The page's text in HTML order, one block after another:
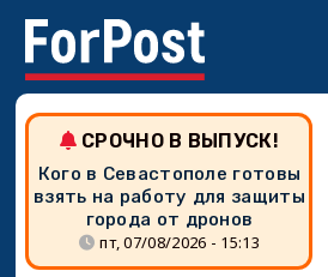
СРОЧНО В ВЫПУСК!
Кого в Севастополе готовы
взять на работу для защиты
города от дронов
пт, 07/08/2026 - 15:13